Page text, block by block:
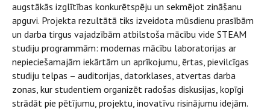
augstākās izglītības konkurētspēju un sekmējot zināšanu
apguvi. Projekta rezultātā tiks izveidota mūsdienu prasībām
un darba tirgus vajadzībām atbilstoša mācību vide STEAM
studiju programmām: modernas mācību laboratorijas ar
nepieciešamajām iekārtām un aprīkojumu, ērtas, pievilcīgas
studiju telpas – auditorijas, datorklases, atvertas darba
zonas, kur studentiem organizēt radošas diskusijas, kopīgi
strādāt pie pētījumu, projektu, inovatīvu risinājumu idejām.